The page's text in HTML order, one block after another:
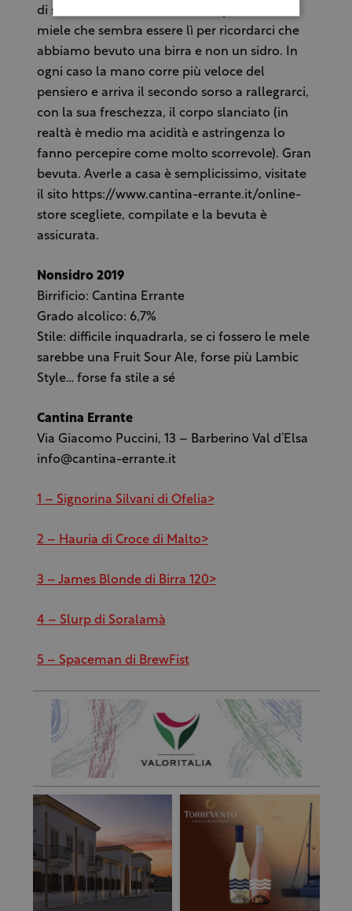
di sentirla croccante! E ancora quella nota di
miele che sembra essere lì per ricordarci che
abbiamo bevuto una birra e non un sidro. In
ogni caso la mano corre più veloce del
pensiero e arriva il secondo sorso a rallegrarci,
con la sua freschezza, il corpo slanciato (in
realtà è medio ma acidità e astringenza lo
fanno percepire come molto scorrevole). Gran
bevuta. Averle a casa è semplicissimo, visitate
il sito https://www.cantina-errante.it/online-
store scegliete, compilate e la bevuta è
assicurata.
Nonsidro 2019
Birrificio: Cantina Errante
Grado alcolico: 6,7%
Stile: difficile inquadrarla, se ci fossero le mele
sarebbe una Fruit Sour Ale, forse più Lambic
Style… forse fa stile a sé
Cantina Errante
Via Giacomo Puccini, 13 – Barberino Val d’Elsa
info@cantina-errante.it
1 – Signorina Silvani di Ofelia>
2 – Hauria di Croce di Malto>
3 – James Blonde di Birra 120>
4 – Slurp di Soralamà
5 – Spaceman di BrewFist